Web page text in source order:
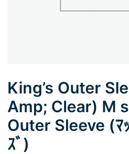
King’s Outer
Amp; Clear) M
Outer Sleeve (ﾏ
ｽﾞ)